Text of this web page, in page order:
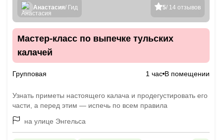
5/ 14 отзывов
Анастасия/ Гид
Мастер-класс по выпечке тульских
калачей
Групповая 1 час В помещении
Узнать приметы настоящего калача и продегустировать его
части, а перед этим — испечь по всем правила
на улице Энгельса